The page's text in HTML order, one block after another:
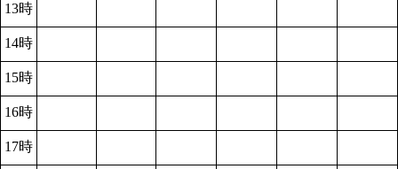
13時
14時
15時
16時
17時